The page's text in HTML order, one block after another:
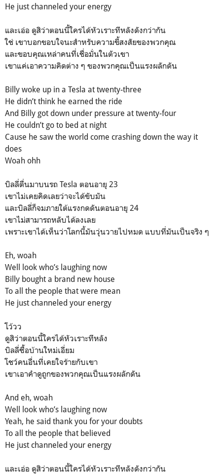
He just channeled your energy
และเอ่อ ดูสิว่าตอนนี้ใครได้หัวเราะทีหลังดังกว่ากัน
ใช่ เขาบอกขอบใจนะสำหรับความขี้สงสัยของพวกคุณ
และขอบคุณเหล่าคนที่เชื่อมั่นในตัวเขา
เขาแค่เอาความคิดต่าง ๆ ของพวกคุณเป็นแรงผลักดัน
Billy woke up in a Tesla at twenty-three
He didn’t think he earned the ride
And Billy got down under pressure at twenty-four
He couldn’t go to bed at night
Cause he saw the world come crashing down the way it
does
Woah ohh
บิลลี่ตื่นมาบนรถ Tesla ตอนอายุ 23
เขาไม่เคยคิดเลยว่าจะได้ขับมัน
และบิลลี่ก็จมภายใต้แรงกดดันตอนอายุ 24
เขาไม่สามารถหลับได้ลงเลย
เพราะเขาได้เห็นว่าโลกนี้มันวุ่นวายไปหมด แบบที่มันเป็นจริง ๆ
Eh, woah
Well look who’s laughing now
Billy bought a brand new house
To all the people that were mean
He just channeled your energy
โว้วว
ดูสิว่าตอนนี้ใครได้หัวเราะทีหลัง
บิลลี่ซื้อบ้านใหม่เอี่ยม
โชว์คนอื่นที่เคยใจร้ายกับเขา
เขาเอาคำดูถูกของพวกคุณเป็นแรงผลักดัน
And eh, woah
Well look who’s laughing now
Yeah, he said thank you for your doubts
To all the people that believed
He just channeled your energy
และเอ่อ ดูสิว่าตอนนี้ใครได้หัวเราะทีหลังดังกว่ากัน